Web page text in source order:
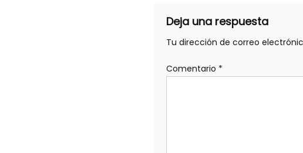
Deja una respuesta
Tu dirección de correo
Comentario *